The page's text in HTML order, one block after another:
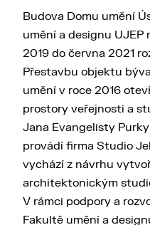
vzdělávacích aktivit v
realizovaných na
Purkyně, podpora
zaměřených na práci
a uplatňování
v oblasti socio-
Hlavním kurátorem
je prof. Mgr. Michal
realizaci jednotlivých
spolupracuje s
Budova Domu umění
umění a designu UJEP
2019 do června 2021
Přestavbu objektu
umění v roce 2016
prostory veřejnosti a
Jana Evangelisty
provádí firma Studio
vychází z návrhu
architektonickým
V rámci podpory a
Fakultě umění a